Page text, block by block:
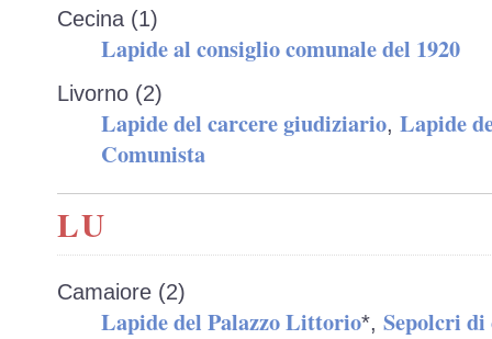
Cecina (1)
Lapide al consiglio comunale del 1920
Livorno (2)
Lapide del carcere giudiziario, Lapide
Comunista
LU
Camaiore (2)
Lapide del Palazzo Littorio*, Sepolcri